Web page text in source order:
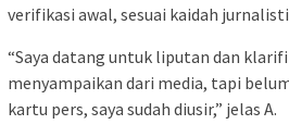
verifikasi awal, sesuai kaidah
“Saya datang untuk liputan dan
menyampaikan dari media, tapi
kartu pers, saya sudah diusir,” jelas A.